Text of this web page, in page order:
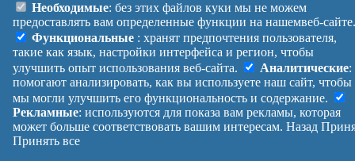
Необходимые: без этих файлов куки мы не можем
предоставлять вам определенные функции на нашемвеб-сайте.
Функциональные : хранят предпочтения пользователя,
такие как язык, настройки интерфейса и регион, чтобы
улучшить опыт использования веб-сайта.
Аналитические:
помогают анализировать, как вы используете наш сайт, чтобы
мы могли улучшить его функциональность и содержание.
Рекламные: используются для показа вам рекламы, которая
может больше соответствовать вашим интересам. Назад
Принять все